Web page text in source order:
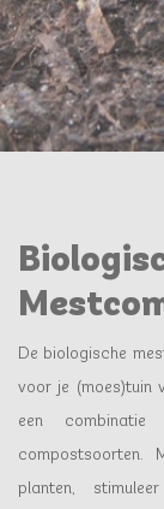
De biologische
voor je (moes)tuin
een combinatie
compostsoorten.
planten,